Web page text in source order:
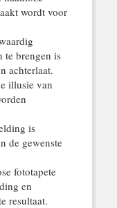
wordt voor
te brengen is
achterlaat.
illusie van
is
de gewenste
fototapete
en
resultaat.